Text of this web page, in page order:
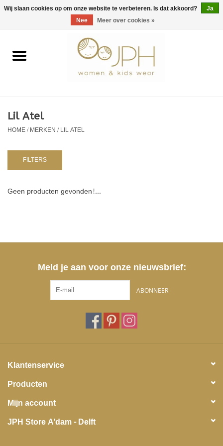
EUR/GBP/USD 0 Artikelen - €0,00
Home
Kids
NURSERY / TABLEWARE
Lil Atel
HOME/MERKEN/LIL ATEL
FILTERS
Geen producten gevonden!...
Meld je aan voor onze nieuwsbrief:
ABONNEER
Klantenservice
Producten
Mijn account
JPH Store A'dam - Delft
Wij slaan cookies op om onze website te verbeteren. Is dat akkoord?
Ja
Nee
Meer over cookies »